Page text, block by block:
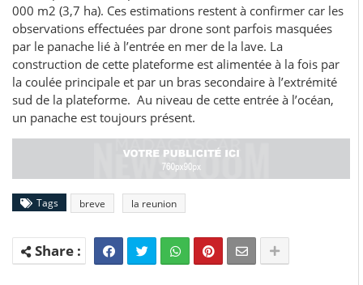
000 m2 (3,7 ha). Ces estimations restent à confirmer car les
observations effectuées par drone sont parfois masquées
par le panache lié à l’entrée en mer de la lave. La
construction de cette plateforme est alimentée à la fois par
la coulée principale et par un bras secondaire à l’extrémité
sud de la plateforme. Au niveau de cette entrée à l’océan,
un panache est toujours présent.
Tags breve la reunion